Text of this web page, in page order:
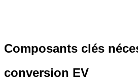
Composants clés
conversion EV